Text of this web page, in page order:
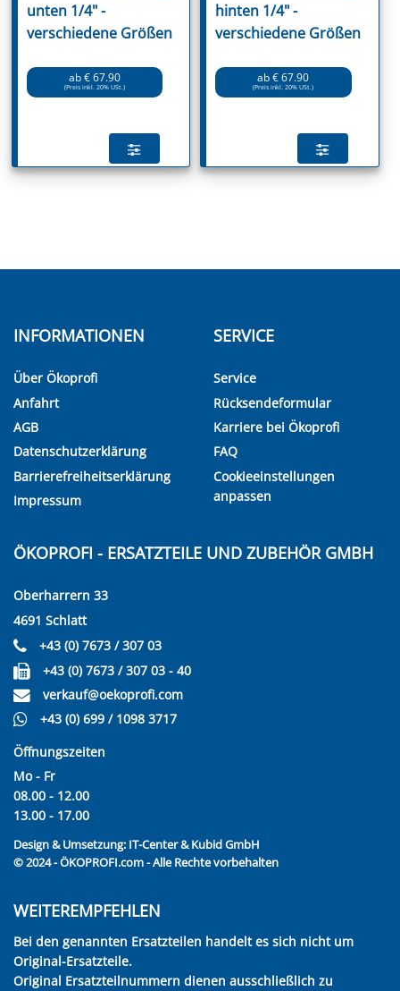
unten 1/4" -
verschiedene Größen
ab € 67.90
(Preis inkl. 20% USt.)
hinten 1/4" -
verschiedene Größen
ab € 67.90
(Preis inkl. 20% USt.)
INFORMATIONEN
Über Ökoprofi
Anfahrt
AGB
Datenschutzerklärung
Barrierefreiheitserklärung
Impressum
SERVICE
Service
Rücksendeformular
Karriere bei Ökoprofi
FAQ
Cookieeinstellungen
anpassen
ÖKOPROFI - ERSATZTEILE UND ZUBEHÖR GMBH
Oberharrern 33
4691 Schlatt
+43 (0) 7673 / 307 03
+43 (0) 7673 / 307 03 - 40
verkauf@oekoprofi.com
+43 (0) 699 / 1098 3717
Öffnungszeiten
Mo - Fr
08.00 - 12.00
13.00 - 17.00
Design & Umsetzung: IT-Center & Kubid GmbH
© 2024 - ÖKOPROFI.com - Alle Rechte vorbehalten
WEITEREMPFEHLEN
Bei den genannten Ersatzteilen handelt es sich nicht um
Original-Ersatzteile.
Original Ersatzteilnummern dienen ausschließlich zu